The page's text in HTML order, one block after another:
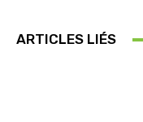
ARTICLES LIÉS